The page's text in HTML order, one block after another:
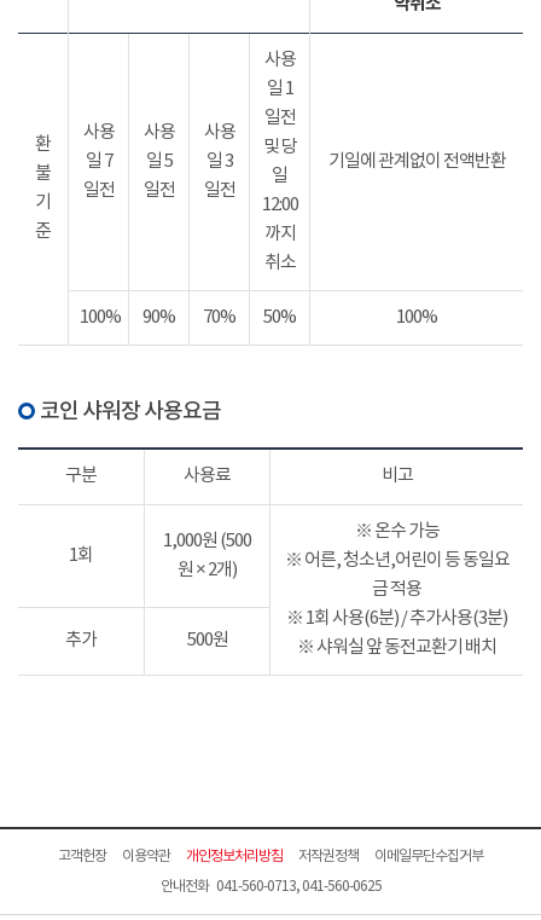
환
불
기
준
사용
일 7
일전
사용
일 5
일전
사용
일 3
일전
사용
일 1
일전
및 당
일
12:00
까지
취소
기일에 관계없이 전액반환
100% 90% 70% 50% 100%
코인 샤워장 사용요금
구분 사용료 비고
1회
1,000원 (500
원 × 2개)
※ 온수 가능
※ 어른, 청소년,어린이 등 동일요
금 적용
※ 1회 사용(6분) / 추가사용(3분)
※ 샤워실 앞 동전교환기 배치
추가 500원
고객헌장 이용약관 개인정보처리방침 저작권정책
이메일무단수집거부
안내전화 041-560-0713, 041-560-0625